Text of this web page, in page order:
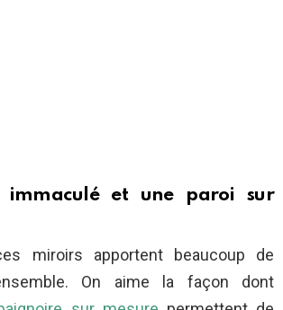
et une paroi sur
miroirs apportent beaucoup de
On aime la façon dont